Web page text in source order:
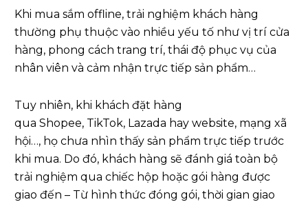
Khi mua sắm offline, trải nghiệm khách hàng
thường phụ thuộc vào nhiều yếu tố như vị trí cửa
hàng, phong cách trang trí, thái độ phục vụ của
nhân viên và cảm nhận trực tiếp sản phẩm…
Tuy nhiên, khi khách đặt hàng
qua Shopee, TikTok, Lazada hay website, mạng xã
hội…, họ chưa nhìn thấy sản phẩm trực tiếp trước
khi mua. Do đó, khách hàng sẽ đánh giá toàn bộ
trải nghiệm qua chiếc hộp hoặc gói hàng được
giao đến – Từ hình thức đóng gói, thời gian giao